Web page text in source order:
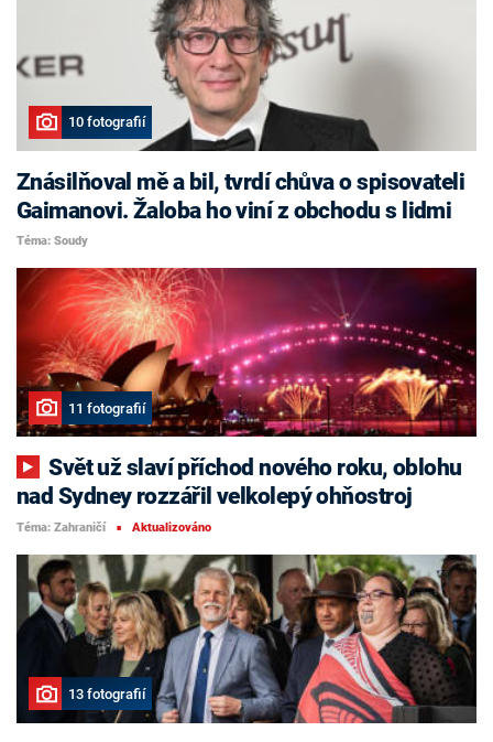
10 fotografií
Znásilňoval mě a bil, tvrdí chůva o spisovateli
Gaimanovi. Žaloba ho viní z obchodu s lidmi
Téma: Soudy
11 fotografií
Svět už slaví příchod nového roku, oblohu
nad Sydney rozzářil velkolepý ohňostroj
Téma: Zahraničí ■ Aktualizováno
13 fotografií